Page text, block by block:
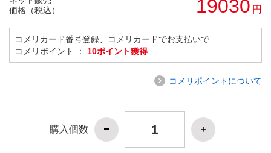
価格（税込）
19030 円
コメリカード番号登録、コメリカードでお支払いで
コメリポイント ： 10ポイント獲得
コメリポイントについて
購入個数